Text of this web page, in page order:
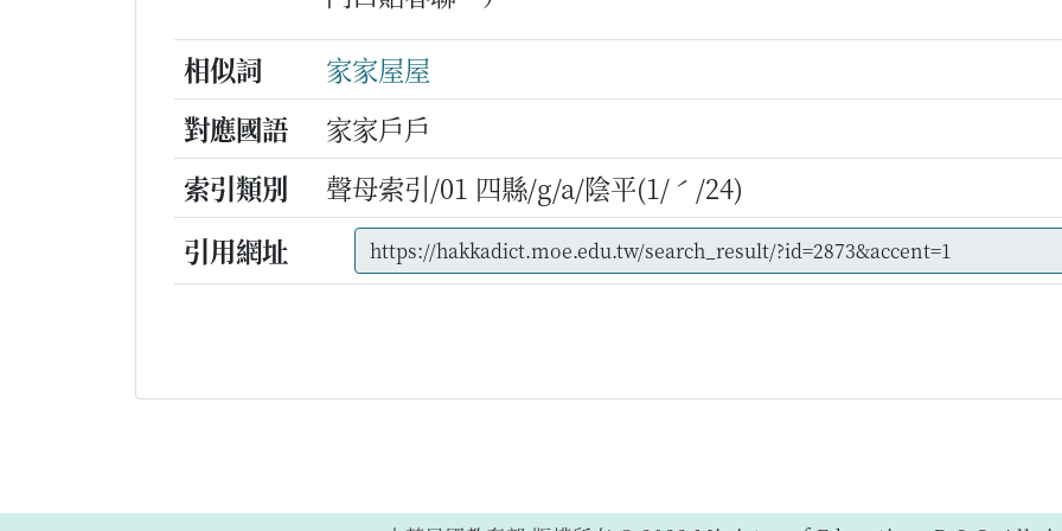
相似詞
家家屋屋
對應國語
家家戶戶
索引類別
聲母索引/01 四縣/g/a/陰平(1/ˊ/24)
引用網址